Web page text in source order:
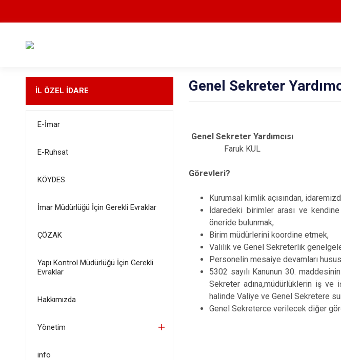
İL ÖZEL İDARE
E-İmar
E-Ruhsat
KÖYDES
İmar Müdürlüğü İçin Gerekli Evraklar
ÇÖZAK
Yapı Kontrol Müdürlüğü İçin Gerekli
Evraklar
Hakkımızda
Yönetim
info
Genel Sekreter
Genel Sekreter Yardımcısı
Faruk KUL
Görevleri?
Kurumsal kimlik açısından,
İdaredeki birimler arası ve
öneride bulunmak,
Birim müdürlerini koordine etmek,
Valilik ve Genel Sekreterlik
Personelin mesaiye devamları
5302 sayılı Kanunun 30.
Sekreter adına,müdürlüklerin iş ve
halinde Valiye ve Genel Sekretere
Genel Sekreterce verilecek diğer